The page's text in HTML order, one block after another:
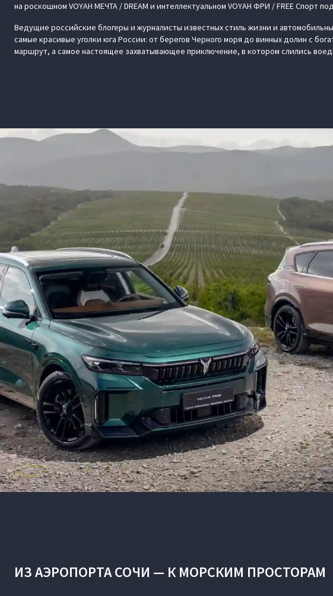
на роскошном VOYAH МЕЧТА / DREAM и интеллектуальном VOYAH ФРИ / FREE Спорт
Ведущие российские блогеры и журналисты известных стиль жизни и
самые красивые уголки юга России: от берегов Черного моря до винных долин с
маршрут, а самое настоящее захватывающее приключение, в котором слились
ИЗ АЭРОПОРТА СОЧИ — К МОРСКИМ ПРОСТОРАМ